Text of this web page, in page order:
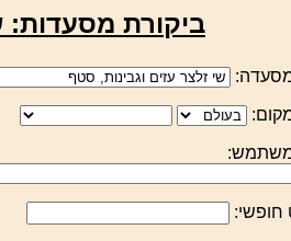
ביקורת מסעדות: